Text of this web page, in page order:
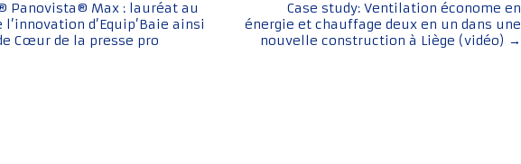
Panovista® Max : lauréat au
l’innovation d’Equip’Baie ainsi
Cœur de la presse pro
Case study: Ventilation économe en
énergie et chauffage deux en un dans une
nouvelle construction à Liège (vidéo) →